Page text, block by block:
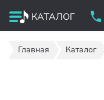
КАТАЛОГ
Главная Каталог